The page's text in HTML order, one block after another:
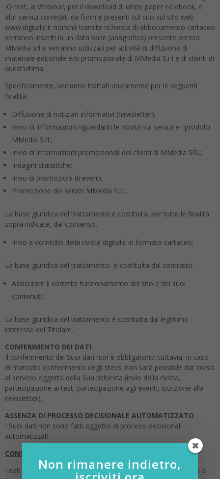
IQ test, ai Webinar, per il download di white paper ed ebook, e
altri servizi corredati da form e presenti sul sito sul sito web
www.digitalic.it nonché tramite richiesta di abbonamento cartaceo
verranno inseriti in un data base (anagrafica) presente presso
MMedia srl e verranno utilizzati per attività di diffusione di
materiale editoriale e/o promozionale di MMedia S.r.l e di clienti di
quest’ultima.
Specificamente, verranno trattati unicamente per le seguenti
finalità:
Diffusione di notiziari informativi (newsletter);
Invio di informazioni riguardanti le novità sui servizi e i prodotti
MMedia S.rl.;
Invio di informazioni promozionali dei clienti di MMedia SRL;
Indagini statistiche;
Invio di promozioni di eventi;
Promozione dei servizi MMedia S.r.l.;
La base giuridica del trattamento è costituita, per tutte le finalità
sopra indicate, dal consenso.
Invio a domicilio della rivista digitalic in formato cartaceo;
La base giuridica del trattamento è costituita dal contratto.
Assicurare il corretto funzionamento del sito e dei suoi
contenuti;
La base giuridica del trattamento è costituita dal legittimo
interesse del Titolare.
CONFERIMENTO DEI DATI
Il conferimento dei Suoi dati non è obbligatorio; tuttavia, in caso
di mancato conferimento degli stessi non sarà possibile dar corso
al servizio oggetto della Sua richiesta (invio della rivista,
partecipazione ai test, partecipazione agli eventi, iscrizione alla
newsletter).
ASSENZA DI PROCESSO DECISIONALE AUTOMATIZZATO
I Suoi dati non sono fatti oggetto di processi decisionali
automatizzati.
CONSERVAZIONE DEI DATI
I dati saranno trattati esclusivamente per il tempo necessario a
Non rimanere indietro,